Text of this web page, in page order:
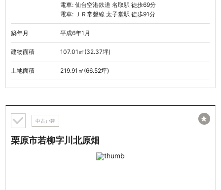
電車: 仙台空港鉄道 名取駅 徒歩69分
電車: ＪＲ常磐線 太子堂駅 徒歩91分
築年月 平成6年1月
建物面積 107.01㎡(32.37坪)
土地面積 219.91㎡(66.52坪)
中古戸建
栗原市若柳字川北原畑
★